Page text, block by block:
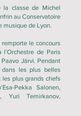
classe de Michel
au Conservatoire
musique de Lyon.
le concours
de Paris
Järvi. Pendant
les plus belles
les plus grands chefs
Pekka Salonen,
Yuri Temirkanov,